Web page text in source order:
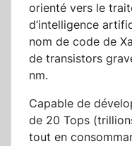
orienté vers le
d’intelligence
nom de code de
de transistors
nm.
Capable de
de 20 Tops
tout en